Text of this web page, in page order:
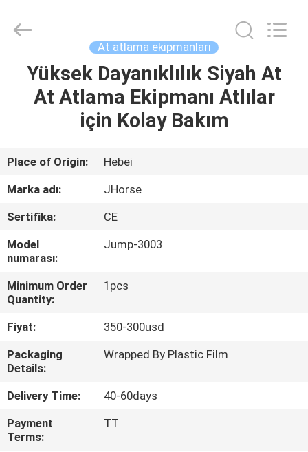
HAKKIMIZDA
FABRIKA
TURU
KALITE
KONTROL
BIZIMLE
ILETIŞIME
GEÇIN
products
Reserved.
At atlama ekipmanları
Yüksek Dayanıklılık Siyah At
At Atlama Ekipmanı Atlılar
için Kolay Bakım
Place of Origin:
Hebei
Marka adı:
JHorse
Sertifika:
CE
Model
numarası:
Jump-3003
Minimum Order
Quantity:
1pcs
Fiyat:
350-300usd
Packaging
Details:
Wrapped By Plastic Film
Delivery Time:
40-60days
Payment
Terms:
TT